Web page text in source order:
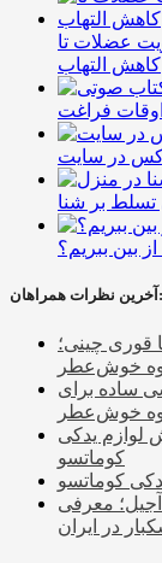
عضلات تا
کاهش التهاب
فراغت
بر شنا
بین ببریم؟
آخرین نظرات همراهان:
قوری چینی؛
خوش‌عطر
ساده برای
خوش‌عطر
لوازم یدکی
کوماتسو
کوماتسو
معرفی